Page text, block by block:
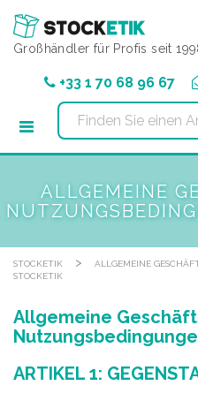
Großhändler für Profis seit
+33 1 70 68 96 67
ALLGEMEINE
STOCKETIK >
ALLGEMEINE
STOCKETIK
Allgemeine
ARTIKEL 1: